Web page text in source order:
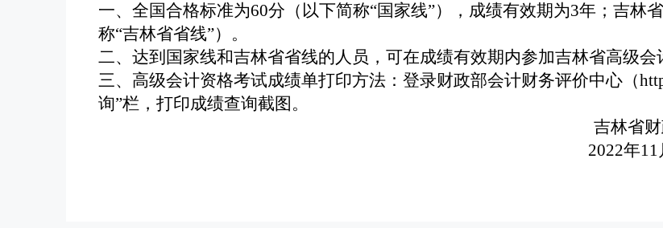
一、 全国合格标准为60分 （以下简称“国家线”） ， 成绩有效期为3年； 吉林
称“吉林省省线”） 。
二、 达到 国家线和吉林省省线的人员，可在成绩有效期内参加吉林省高级会
三、 高级会计资格考试成绩单打印方法：登录财政部会计财务评价中心（
询”栏，打印成绩查询截图。
吉林省
2022年11